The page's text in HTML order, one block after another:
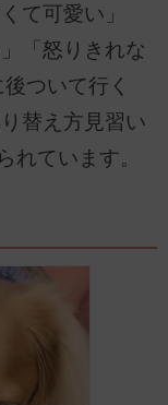
て可愛い」
「怒りきれな
ついて行く
替え方見習い
れています。